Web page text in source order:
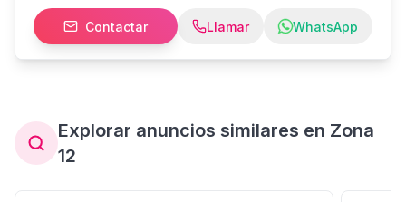
automotrices , pequeño predio o se puede modificar
para area de almacenaje . * Ofrece seguridad 24/7
elementos de seguridad y circuito de camaras. * Buen
acceso a transporte pesado como camiones y
DE RENTA : Q15,000 + iva TIEMPO DE CONTRATO : 1
año Minimo NOTA : NO comisionistas .
Contactar Llamar WhatsApp
Explorar anuncios similares en Zona
12